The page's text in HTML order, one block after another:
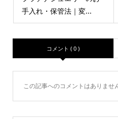
手入れ・保管法｜変...
コメント ( 0 )
この記事へのコメントはありませ